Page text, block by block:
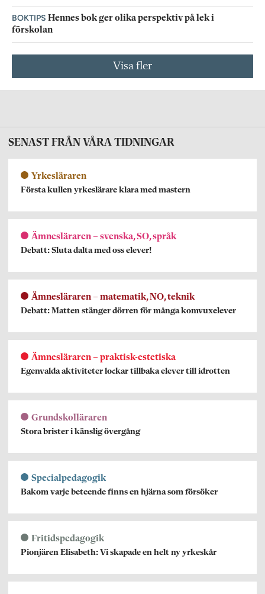
BOKTIPS Hennes bok ger olika perspektiv på lek i
förskolan
Visa fler
SENAST FRÅN VÅRA TIDNINGAR
Yrkesläraren
Första kullen yrkeslärare klara med mastern
Ämnesläraren – svenska, SO, språk
Debatt: Sluta dalta med oss elever!
Ämnesläraren – matematik, NO, teknik
Debatt: Matten stänger dörren för många komvuxelever
Ämnesläraren – praktisk-estetiska
Egenvalda aktiviteter lockar tillbaka elever till idrotten
Grundskolläraren
Stora brister i känslig övergång
Specialpedagogik
Bakom varje beteende finns en hjärna som försöker
Fritidspedagogik
Pionjären Elisabeth: Vi skapade en helt ny yrkeskår